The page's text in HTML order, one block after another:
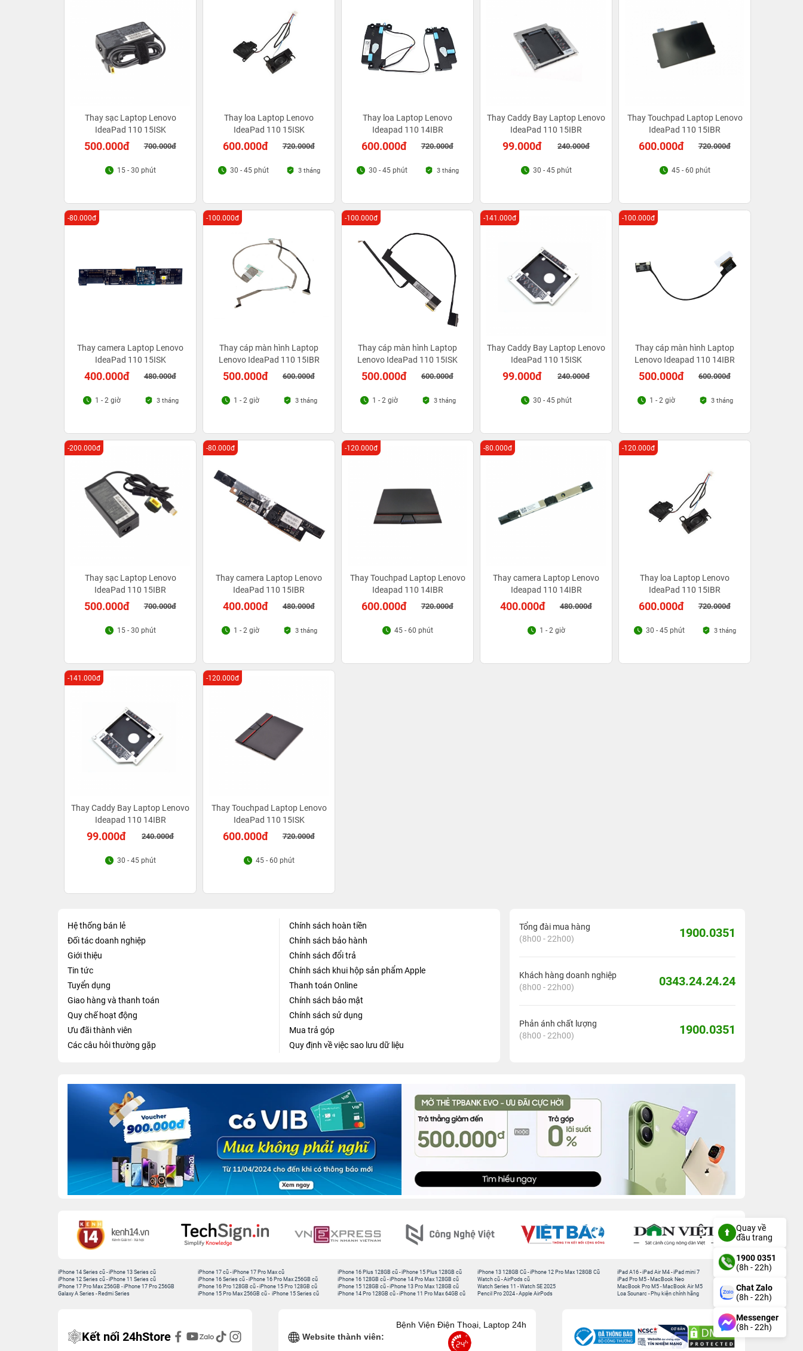
Thay sạc Laptop Lenovo
IdeaPad 110 15ISK
500.000đ 700.000đ
15 - 30 phút
Thay loa Laptop Lenovo
IdeaPad 110 15ISK
600.000đ 720.000đ
30 - 45 phút 3 tháng
Thay loa Laptop Lenovo
Ideapad 110 14IBR
600.000đ 720.000đ
30 - 45 phút 3 tháng
Thay Caddy Bay Laptop Lenovo
IdeaPad 110 15IBR
99.000đ 240.000đ
30 - 45 phút
Thay Touchpad Laptop Lenovo
IdeaPad 110 15IBR
600.000đ 720.000đ
45 - 60 phút
Thay camera Laptop Lenovo
IdeaPad 110 15ISK
400.000đ 480.000đ
-80.000đ
1 - 2 giờ 3 tháng
Thay cáp màn hình Laptop
Lenovo IdeaPad 110 15IBR
500.000đ 600.000đ
-100.000đ
1 - 2 giờ 3 tháng
Thay cáp màn hình Laptop
Lenovo IdeaPad 110 15ISK
500.000đ 600.000đ
-100.000đ
1 - 2 giờ 3 tháng
Thay Caddy Bay Laptop Lenovo
IdeaPad 110 15ISK
99.000đ 240.000đ
-141.000đ
30 - 45 phút
Thay cáp màn hình Laptop
Lenovo Ideapad 110 14IBR
500.000đ 600.000đ
-100.000đ
1 - 2 giờ 3 tháng
Thay sạc Laptop Lenovo
IdeaPad 110 15IBR
500.000đ 700.000đ
-200.000đ
15 - 30 phút
Thay camera Laptop Lenovo
IdeaPad 110 15IBR
400.000đ 480.000đ
-80.000đ
1 - 2 giờ 3 tháng
Thay Touchpad Laptop Lenovo
Ideapad 110 14IBR
600.000đ 720.000đ
-120.000đ
45 - 60 phút
Thay camera Laptop Lenovo
Ideapad 110 14IBR
400.000đ 480.000đ
-80.000đ
1 - 2 giờ
Thay loa Laptop Lenovo
IdeaPad 110 15IBR
600.000đ 720.000đ
-120.000đ
30 - 45 phút 3 tháng
Thay Caddy Bay Laptop Lenovo
Ideapad 110 14IBR
99.000đ 240.000đ
-141.000đ
30 - 45 phút
Thay Touchpad Laptop Lenovo
IdeaPad 110 15ISK
600.000đ 720.000đ
-120.000đ
45 - 60 phút
Hệ thống bán lẻ
Đối tác doanh nghiệp
Giới thiệu
Tin tức
Tuyển dụng
Giao hàng và thanh toán
Quy chế hoạt động
Ưu đãi thành viên
Các câu hỏi thường gặp
Chính sách hoàn tiền
Chính sách bảo hành
Chính sách đổi trả
Chính sách khui hộp sản phẩm Apple
Thanh toán Online
Chính sách bảo mật
Chính sách sử dụng
Mua trả góp
Quy định về việc sao lưu dữ liệu
Tổng đài mua hàng
(8h00 - 22h00)
1900.0351
Khách hàng doanh nghiệp
(8h00 - 22h00)
0343.24.24.24
Phản ánh chất lượng
(8h00 - 22h00)
1900.0351
iPhone 14 Series cũ -iPhone 13 Series cũ
iPhone 12 Series cũ -iPhone 11 Series cũ
iPhone 17 Pro Max 256GB -iPhone 17 Pro 256GB
Galaxy A Series - Redmi Series
iPhone 17 cũ -iPhone 17 Pro Max cũ
iPhone 16 Series cũ - iPhone 16 Pro Max 256GB cũ
iPhone 16 Pro 128GB cũ -iPhone 15 Pro 128GB cũ
iPhone 15 Pro Max 256GB cũ - iPhone 15 Series cũ
iPhone 16 Plus 128GB cũ -iPhone 15 Plus 128GB cũ
iPhone 16 128GB cũ -iPhone 14 Pro Max 128GB cũ
iPhone 15 128GB cũ -iPhone 13 Pro Max 128GB cũ
iPhone 14 Pro 128GB cũ -iPhone 11 Pro Max 64GB cũ
iPhone 13 128GB Cũ -iPhone 12 Pro Max 128GB Cũ
Watch cũ -AirPods cũ
Watch Series 11 -Watch SE 2025
Pencil Pro 2024 -Apple AirPods
iPad A16 -iPad Air M4 -iPad mini 7
iPad Pro M5 - MacBook Neo
MacBook Pro M5 - MacBook Air M5
Loa Sounarc - Phụ kiện chính hãng
Kết nối 24hStore Website thành viên:
Bệnh Viện Điện Thoại, Laptop 24h
Quay về
đầu trang
1900 0351
(8h - 22h)
Chat Zalo
(8h - 22h)
Messenger
(8h - 22h)